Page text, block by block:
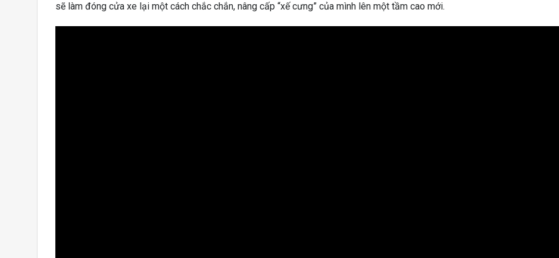
sẽ làm đóng cửa xe lại một cách chắc chắn, nâng cấp “xế cưng” của mình lên một tầm cao mới.